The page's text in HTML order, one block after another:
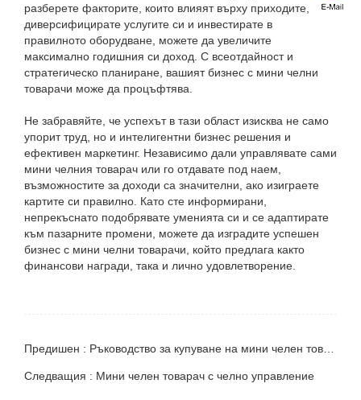
разберете факторите, които влияят върху приходите,
диверсифицирате услугите си и инвестирате в
правилното оборудване, можете да увеличите
максимално годишния си доход. С всеотдайност и
стратегическо планиране, вашият бизнес с мини челни
товарачи може да процъфтява.
Не забравяйте, че успехът в тази област изисква не само
упорит труд, но и интелигентни бизнес решения и
ефективен маркетинг. Независимо дали управлявате сами
мини челния товарач или го отдавате под наем,
възможностите за доходи са значителни, ако изиграете
картите си правилно. Като сте информирани,
непрекъснато подобрявате уменията си и се адаптирате
към пазарните промени, можете да изградите успешен
бизнес с мини челни товарачи, който предлага както
финансови награди, така и лично удовлетворение.
Следващия : Мини челен товарач с челно управление